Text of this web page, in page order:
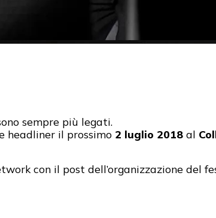
sempre più legati.
headliner il prossimo 2 luglio 2018 al
con il post dell’organizzazione del